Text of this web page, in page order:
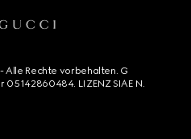
Alle Rechte vorbehalten. G
05142860484. LIZENZ SIAE N.